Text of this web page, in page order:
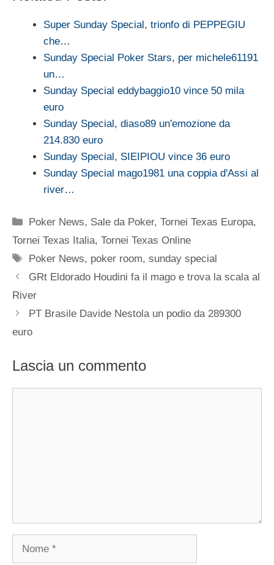
Super Sunday Special, trionfo di PEPPEGIU
che…
Sunday Special Poker Stars, per michele61191
un…
Sunday Special eddybaggio10 vince 50 mila
euro
Sunday Special, diaso89 un'emozione da
214.830 euro
Sunday Special, SIEIPIOU vince 36 euro
Sunday Special mago1981 una coppia d'Assi al
river…
Categorie
Poker News, Sale da Poker,Tornei Texas Europa,
Tornei Texas Italia, Tornei Texas Online
Tag
Poker News, poker room,sunday special
GRt Eldorado Houdini fa il mago e trova la scala al
River
PT Brasile Davide Nestola un podio da 289300
euro
Lascia un commento